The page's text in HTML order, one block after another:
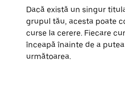
Dacă există un singur
grupul tău, acesta poate
curse la cerere. Fiecare
înceapă înainte de a
următoarea.